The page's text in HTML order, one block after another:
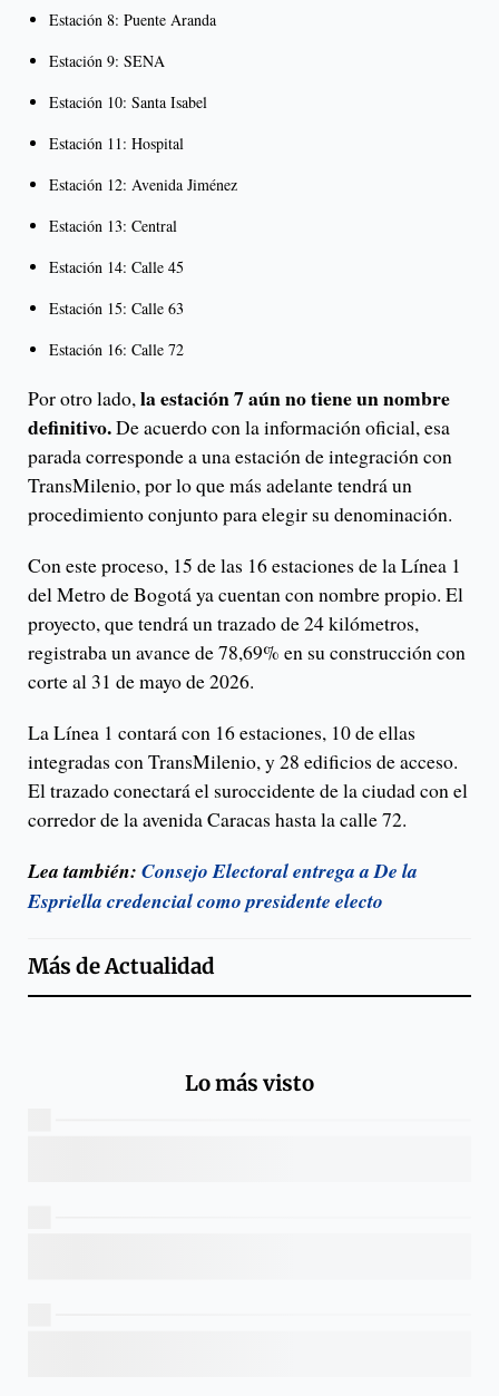
Estación 8: Puente Aranda
Estación 9: SENA
Estación 10: Santa Isabel
Estación 11: Hospital
Estación 12: Avenida Jiménez
Estación 13: Central
Estación 14: Calle 45
Estación 15: Calle 63
Estación 16: Calle 72
Por otro lado,la estación 7 aún no tiene un nombre
definitivo.De acuerdo con la información oficial, esa
parada corresponde a una estación de integración con
TransMilenio, por lo que más adelante tendrá un
procedimiento conjunto para elegir su denominación.
Con este proceso, 15 de las 16 estaciones de la Línea 1
del Metro de Bogotá ya cuentan con nombre propio. El
proyecto, que tendrá un trazado de 24 kilómetros,
registraba un avance de 78,69% en su construcción con
corte al 31 de mayo de 2026.
La Línea 1 contará con 16 estaciones, 10 de ellas
integradas con TransMilenio, y 28 edificios de acceso.
El trazado conectará el suroccidente de la ciudad con el
corredor de la avenida Caracas hasta la calle 72.
Lea también: Consejo Electoral entrega a De la
Espriella credencial como presidente electo
Más deActualidad
Lo más visto